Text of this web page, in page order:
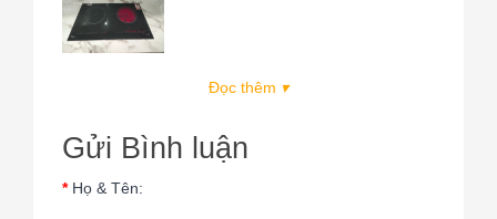
Đọc thêm ▾
Gửi Bình luận
Họ & Tên: